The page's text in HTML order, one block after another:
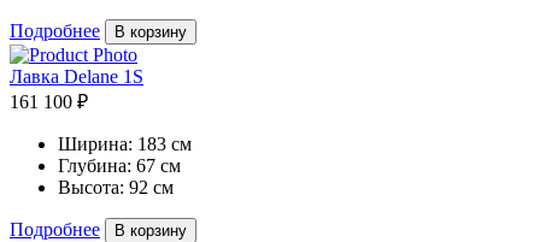
Подробнее В корзину
Лавка Delane 1S
161 100 ₽
Ширина: 183 см
Глубина: 67 см
Высота: 92 см
Подробнее В корзину